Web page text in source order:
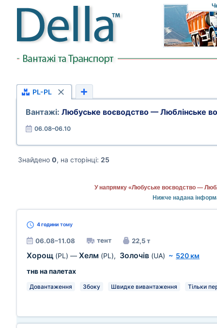
PL-PL
Вантажі: Любуське воєводство — Люблінське
06.08–06.10
Знайдено 0, на сторінці: 25
У напрямку «Любуське воєводство —
Нижче надана
4 години тому
06.08–11.08 тент 22,5 т
Хорощ (PL) — Хелм (PL), Золочів (UA) ~ 520 км
тнв на палетах
Довантаження Збоку Швидке вивантаження Тільки